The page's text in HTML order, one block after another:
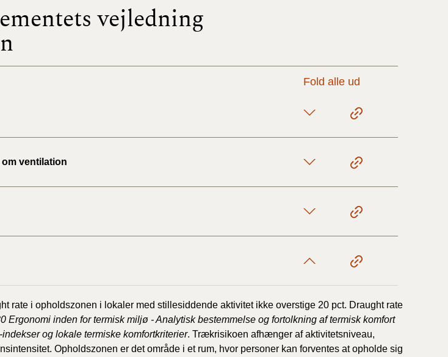
BR18 (1/1- 31/12
2023)
2021)
2020)
BR18 (1/1-9/3 2020)
vejledning
Fold alle ud
ventilation
rate i opholdszonen i lokaler med stillesiddende aktivitet ikke overstige 20 pct. Draught rate
Ergonomi inden for termisk miljø - Analytisk bestemmelse og fortolkning af termisk komfort
og lokale termiske komfortkriterier. Trækrisikoen afhænger af aktivitetsniveau,
Opholdszonen er det område i et rum, hvor personer kan forventes at opholde sig